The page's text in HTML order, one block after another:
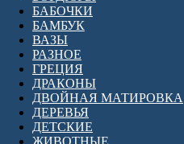
БАБОЧКИ
БАМБУК
ВАЗЫ
РАЗНОЕ
ГРЕЦИЯ
ДРАКОНЫ
ДВОЙНАЯ МАТИРОВКА
ДЕРЕВЬЯ
ДЕТСКИЕ